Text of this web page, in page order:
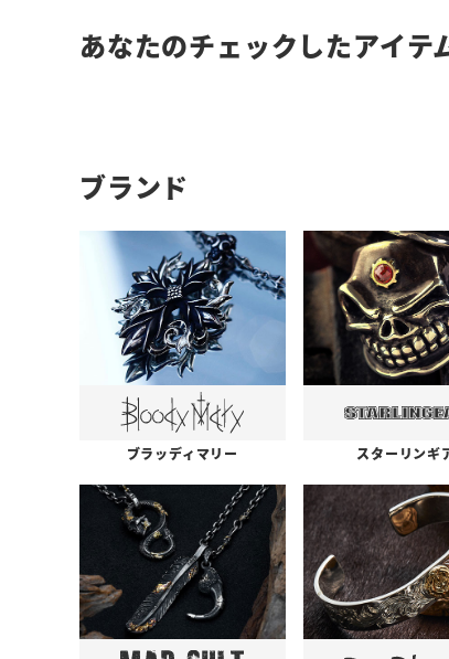
あなたのチェックしたアイテ
ブランド
ブラッディマリー スターリンギ